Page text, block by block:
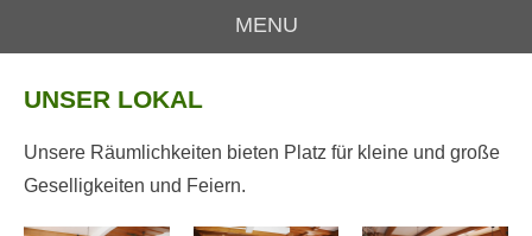
MENU
UNSER LOKAL
Unsere Räumlichkeiten bieten Platz für kleine und große
Geselligkeiten und Feiern.